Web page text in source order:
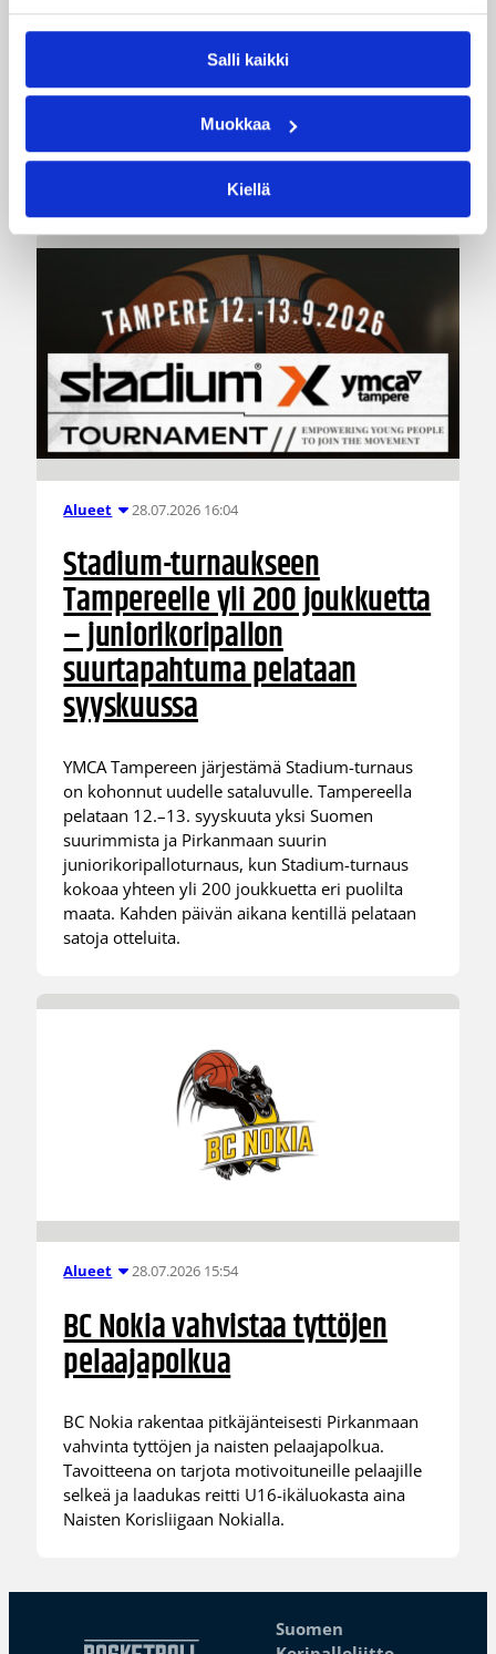
Salli kaikki
Muokkaa
Kiellä
Mikko Salminen BC Nokian
toiminnanjohtajaksi
BC Nokian toiminnanjohtajana toimii kauden
Alueet 28.07.2026 16:04
Stadium-turnaukseen
Tampereelle yli 200 joukkuetta
– juniorikoripallon
suurtapahtuma pelataan
syyskuussa
YMCA Tampereen järjestämä Stadium-turnaus
on kohonnut uudelle sataluvulle. Tampereella
pelataan 12.–13. syyskuuta yksi Suomen
suurimmista ja Pirkanmaan suurin
juniorikoripalloturnaus, kun Stadium-turnaus
kokoaa yhteen yli 200 joukkuetta eri puolilta
maata. Kahden päivän aikana kentillä pelataan
satoja otteluita.
Alueet 28.07.2026 15:54
BC Nokia vahvistaa tyttöjen
pelaajapolkua
BC Nokia rakentaa pitkäjänteisesti Pirkanmaan
vahvinta tyttöjen ja naisten pelaajapolkua.
Tavoitteena on tarjota motivoituneille pelaajille
selkeä ja laadukas reitti U16-ikäluokasta aina
Naisten Korisliigaan Nokialla.
Suomen